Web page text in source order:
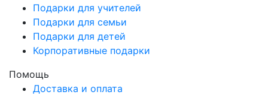
Подарки для учителей
Подарки для семьи
Подарки для детей
Корпоративные подарки
Помощь
Доставка и оплата